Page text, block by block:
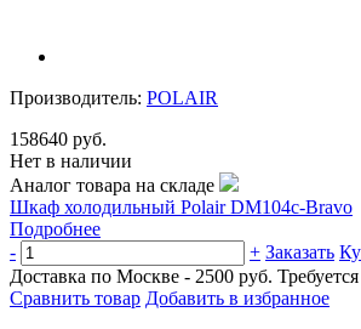
Производитель: POLAIR
158640 руб.
Нет в наличии
Аналог товара на складе
Шкаф холодильный Polair DM104c-Bravo
Подробнее
-
+ Заказать
Доставка по Москве - 2500 руб.
Сравнить товар Добавить в избранное